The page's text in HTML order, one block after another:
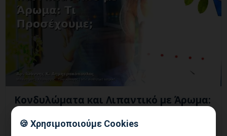
Κονδυλώματα και Λιπαντικό με Άρωμα:
Τι Προσέχουμε;
6 Αυγούστου, 2026
🍪 Χρησιμοποιούμε Cookies